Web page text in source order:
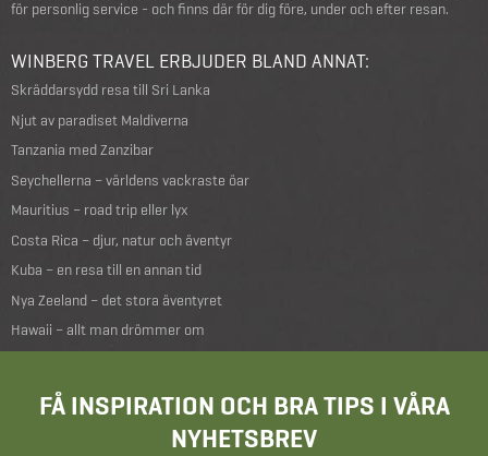
för personlig service - och finns där för dig före, under och efter resan.
WINBERG TRAVEL ERBJUDER BLAND ANNAT:
Skräddarsydd resa till Sri Lanka
Njut av paradiset Maldiverna
Tanzania med Zanzibar
Seychellerna – världens vackraste öar
Mauritius – road trip eller lyx
Costa Rica – djur, natur och äventyr
Kuba – en resa till en annan tid
Nya Zeeland – det stora äventyret
Hawaii – allt man drömmer om
FÅ INSPIRATION OCH BRA TIPS I VÅRA
NYHETSBREV